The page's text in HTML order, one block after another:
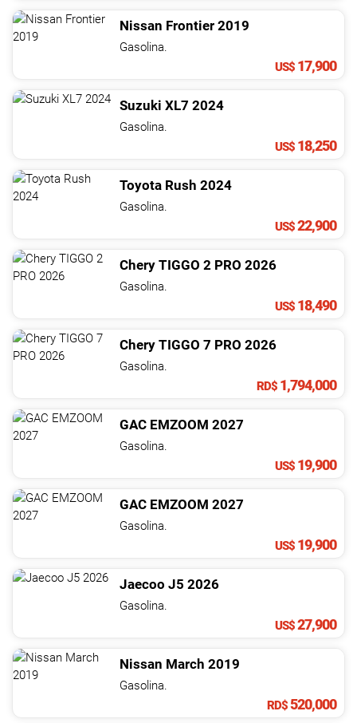
Nissan Frontier 2019
Gasolina.
US$ 17,900
Suzuki XL7 2024
Gasolina.
US$ 18,250
Toyota Rush 2024
Gasolina.
US$22,900
Chery TIGGO 2 PRO 2026
Gasolina.
US$ 18,490
Chery TIGGO 7 PRO 2026
Gasolina.
RD$ 1,794,000
GAC EMZOOM 2027
Gasolina.
US$ 19,900
GAC EMZOOM 2027
Gasolina.
US$ 19,900
Jaecoo J5 2026
Gasolina.
US$27,900
Nissan March 2019
Gasolina.
RD$520,000